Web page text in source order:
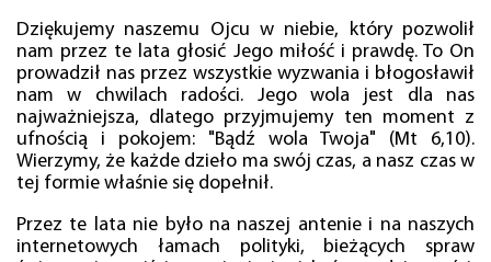
Dziękujemy naszemu Ojcu w niebie, który pozwolił
nam przez te lata głosić Jego miłość i prawdę. To On
prowadził nas przez wszystkie wyzwania i błogosławił
nam w chwilach radości. Jego wola jest dla nas
najważniejsza, dlatego przyjmujemy ten moment z
ufnością i pokojem: "Bądź wola Twoja" (Mt 6,10).
Wierzymy, że każde dzieło ma swój czas, a nasz czas w
tej formie właśnie się dopełnił.
Przez te lata nie było na naszej antenie i na naszych
internetowych łamach polityki, bieżących spraw